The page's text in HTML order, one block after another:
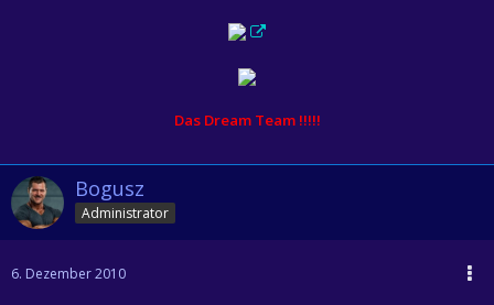
Das Dream Team !!!!!
Bogusz
Administrator
6. Dezember 2010